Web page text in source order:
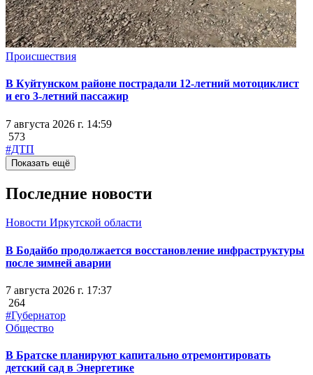
Происшествия
В Куйтунском районе пострадали 12-летний мотоциклист
и его 3-летний пассажир
7 августа 2026 г. 14:59
573
#ДТП
Показать ещё
Последние новости
Новости Иркутской области
В Бодайбо продолжается восстановление инфраструктуры
после зимней аварии
7 августа 2026 г. 17:37
264
#Губернатор
Общество
В Братске планируют капитально отремонтировать
детский сад в Энергетике